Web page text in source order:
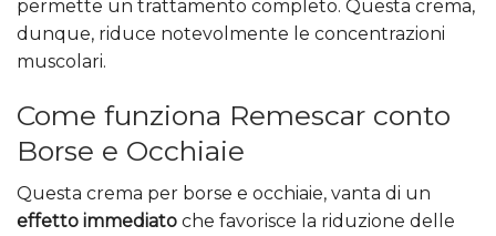
permette un trattamento completo. Questa crema,
dunque, riduce notevolmente le concentrazioni
muscolari.
Come funziona Remescar conto
Borse e Occhiaie
Questa crema per borse e occhiaie, vanta di un
effetto immediato che favorisce la riduzione delle